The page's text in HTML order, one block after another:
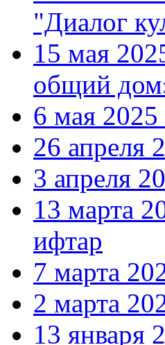
"Диалог
15 мая
общий
6 мая
26 апреля
3 апреля
13 марта
ифтар
7 марта
2 марта
13 января